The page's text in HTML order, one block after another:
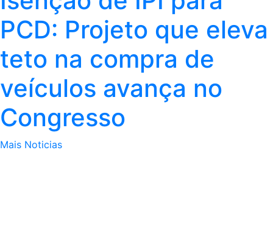
PCD: Projeto que eleva
teto na compra de
veículos avança no
Congresso
Mais Noticias